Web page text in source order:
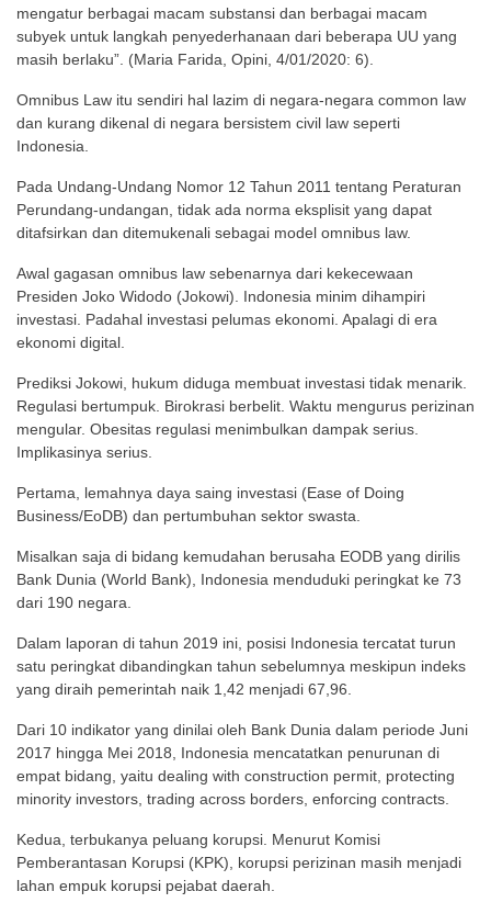
mengatur berbagai macam substansi dan berbagai macam
subyek untuk langkah penyederhanaan dari beberapa UU yang
masih berlaku”. (Maria Farida, Opini, 4/01/2020: 6).
Omnibus Law itu sendiri hal lazim di negara-negara common law
dan kurang dikenal di negara bersistem civil law seperti
Indonesia.
Pada Undang-Undang Nomor 12 Tahun 2011 tentang Peraturan
Perundang-undangan, tidak ada norma eksplisit yang dapat
ditafsirkan dan ditemukenali sebagai model omnibus law.
Awal gagasan omnibus law sebenarnya dari kekecewaan
Presiden Joko Widodo (Jokowi). Indonesia minim dihampiri
investasi. Padahal investasi pelumas ekonomi. Apalagi di era
ekonomi digital.
Prediksi Jokowi, hukum diduga membuat investasi tidak menarik.
Regulasi bertumpuk. Birokrasi berbelit. Waktu mengurus perizinan
mengular. Obesitas regulasi menimbulkan dampak serius.
Implikasinya serius.
Pertama, lemahnya daya saing investasi (Ease of Doing
Business/EoDB) dan pertumbuhan sektor swasta.
Misalkan saja di bidang kemudahan berusaha EODB yang dirilis
Bank Dunia (World Bank), Indonesia menduduki peringkat ke 73
dari 190 negara.
Dalam laporan di tahun 2019 ini, posisi Indonesia tercatat turun
satu peringkat dibandingkan tahun sebelumnya meskipun indeks
yang diraih pemerintah naik 1,42 menjadi 67,96.
Dari 10 indikator yang dinilai oleh Bank Dunia dalam periode Juni
2017 hingga Mei 2018, Indonesia mencatatkan penurunan di
empat bidang, yaitu dealing with construction permit, protecting
minority investors, trading across borders, enforcing contracts.
Kedua, terbukanya peluang korupsi. Menurut Komisi
Pemberantasan Korupsi (KPK), korupsi perizinan masih menjadi
lahan empuk korupsi pejabat daerah.